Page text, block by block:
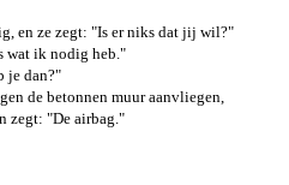
en ze zegt: "Is er niks dat jij wil?"
wat ik nodig heb."
je dan?"
de betonnen muur aanvliegen,
zegt: "De airbag."